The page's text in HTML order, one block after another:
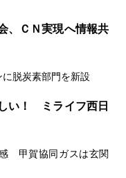
当兼ＬＰガス部長
速 燃転・ＣＮ導入
）は１日、「ＮＸ―Ｇ
ス部門の新たな商品
、ＣＮ実現へ情報共
名古屋市のホテルメ
た。第１部の総会で
告、22年度事業計画
脱炭素部門を新設
い！ ミライフ西日
甲賀協同ガスは玄関